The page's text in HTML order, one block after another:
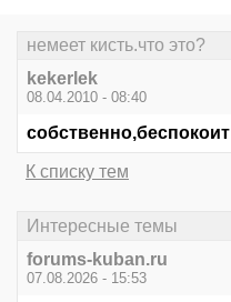
немеет кисть.что это?
kekerlek
08.04.2010 - 08:40
собственно,беспокоит
К списку тем
Интересные темы
forums-kuban.ru
07.08.2026 - 15:53